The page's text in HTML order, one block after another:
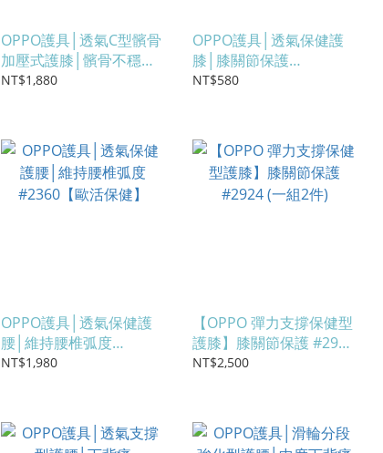
OPPO護具│透氣C型髕骨
加壓式護膝│髕骨不穩定
#2323【歐活保健】
NT$1,880
OPPO護具│透氣保健護
膝│膝關節保護
#2321【歐活保健】
NT$580
OPPO護具│透氣保健護
腰│維持腰椎弧度
#2360【歐活保健】
NT$1,980
【OPPO 彈力支撐保健型
護膝】膝關節保護 #2924
(一組2件)
NT$2,500